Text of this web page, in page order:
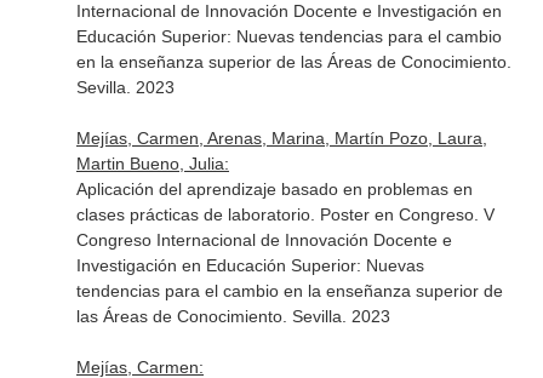
Internacional de Innovación Docente e Investigación en
Educación Superior: Nuevas tendencias para el cambio
en la enseñanza superior de las Áreas de Conocimiento.
Sevilla. 2023
Mejías, Carmen, Arenas, Marina, Martín Pozo, Laura,
Martin Bueno, Julia:
Aplicación del aprendizaje basado en problemas en
clases prácticas de laboratorio. Poster en Congreso. V
Congreso Internacional de Innovación Docente e
Investigación en Educación Superior: Nuevas
tendencias para el cambio en la enseñanza superior de
las Áreas de Conocimiento. Sevilla. 2023
Mejías, Carmen: